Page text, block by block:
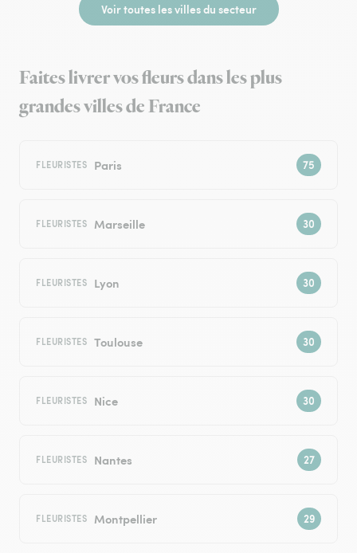
Voir toutes les villes du secteur
Faites livrer vos fleurs dans les plus
grandes villes de France
FLEURISTES Paris
FLEURISTES Marseille
FLEURISTES Lyon
FLEURISTES Toulouse
FLEURISTES Nice
FLEURISTES Nantes
FLEURISTES Montpellier